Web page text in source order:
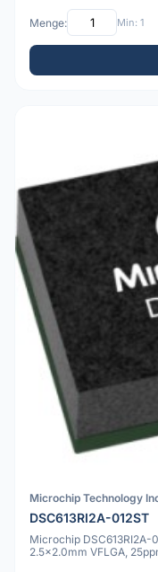
Menge: Min: 1
Microchip Technology
DSC613RI2A-012ST
Microchip DSC613RI2A-
2.5x2.0mm VFLGA,